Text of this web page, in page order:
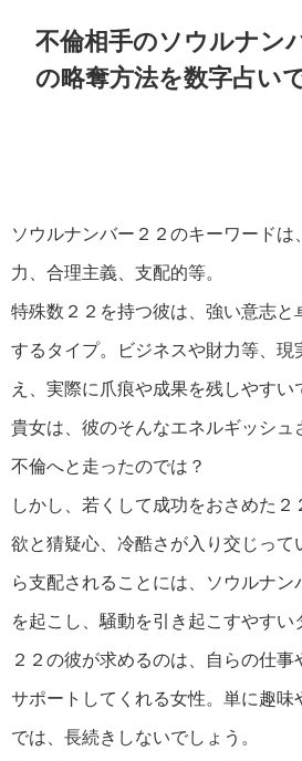
不倫相手のソウルナン
の略奪方法を数字占い
ソウルナンバー２２のキーワードは
力、合理主義、支配的等。
特殊数２２を持つ彼は、強い意志と
するタイプ。ビジネスや財力等、現
え、実際に爪痕や成果を残しやすい
貴女は、彼のそんなエネルギッシュ
不倫へと走ったのでは？
しかし、若くして成功をおさめた
欲と猜疑心、冷酷さが入り交じって
ら支配されることには、ソウルナン
を起こし、騒動を引き起こすやすい
２２の彼が求めるのは、自らの仕
サポートしてくれる女性。単に趣味
では、長続きしないでしょう。